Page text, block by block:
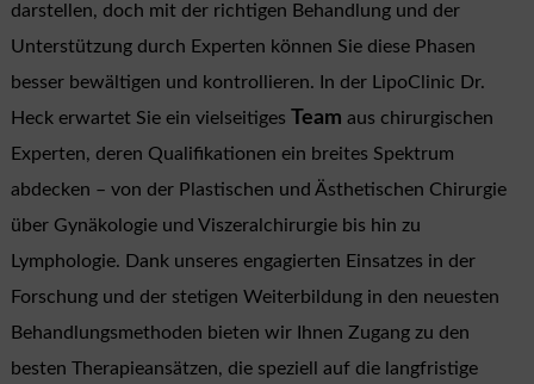
darstellen, doch mit der richtigen Behandlung und der
Unterstützung durch Experten können Sie diese Phasen
besser bewältigen und kontrollieren. In der LipoClinic Dr.
Heck erwartet Sie ein vielseitiges Team aus chirurgischen
Experten, deren Qualifikationen ein breites Spektrum
abdecken – von der Plastischen und Ästhetischen Chirurgie
über Gynäkologie und Viszeralchirurgie bis hin zu
Lymphologie. Dank unseres engagierten Einsatzes in der
Forschung und der stetigen Weiterbildung in den neuesten
Behandlungsmethoden bieten wir Ihnen Zugang zu den
besten Therapieansätzen, die speziell auf die langfristige